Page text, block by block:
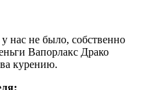
нас не было, собственно
Вапорлакс Драко
курению.